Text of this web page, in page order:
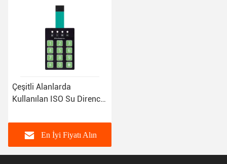
Çeşitli Alanlarda
Kullanılan ISO Su Direnci
Anahtar Kaplaması
En İyi Fiyatı Alın